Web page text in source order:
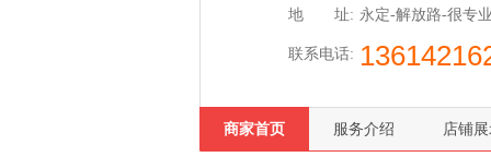
地 址: 永定-解放路-很专
联系电话:
商家首页 服务介绍 店铺